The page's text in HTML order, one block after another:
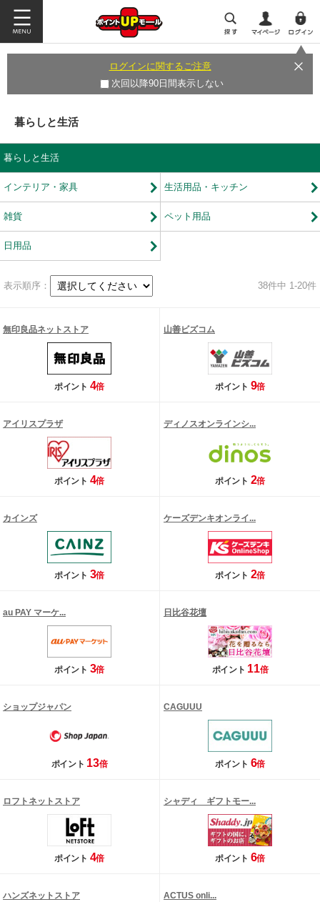
ログインに関するご注意
次回以降90日間表示しない
暮らしと生活
暮らしと生活
インテリア・家具 生活用品・キッチン
雑貨 ペット用品
日用品
表示順序： 38件中 1-20件
無印良品ネットストア
ポイント 4倍
山善ビズコム
ポイント 9倍
アイリスプラザ
ポイント 4倍
ディノスオンラインシ...
ポイント 2倍
カインズ
ポイント 3倍
ケーズデンキオンライ...
ポイント 2倍
au PAY マーケ...
ポイント 3倍
日比谷花壇
ポイント 11倍
ショップジャパン
ポイント 13倍
CAGUUU
ポイント 6倍
ロフトネットストア
ポイント 4倍
シャディ ギフトモー...
ポイント 6倍
ハンズネットストア ACTUS onli...